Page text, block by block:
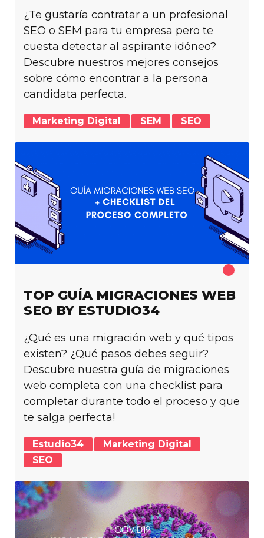
¿Te gustaría contratar a un profesional
SEO o SEM para tu empresa pero te
cuesta detectar al aspirante idóneo?
Descubre nuestros mejores consejos
sobre cómo encontrar a la persona
candidata perfecta.
Marketing Digital SEM SEO
TOP GUÍA MIGRACIONES WEB
SEO BY ESTUDIO34
¿Qué es una migración web y qué tipos
existen? ¿Qué pasos debes seguir?
Descubre nuestra guía de migraciones
web completa con una checklist para
completar durante todo el proceso y que
te salga perfecta!
Estudio34
Marketing Digital
SEO